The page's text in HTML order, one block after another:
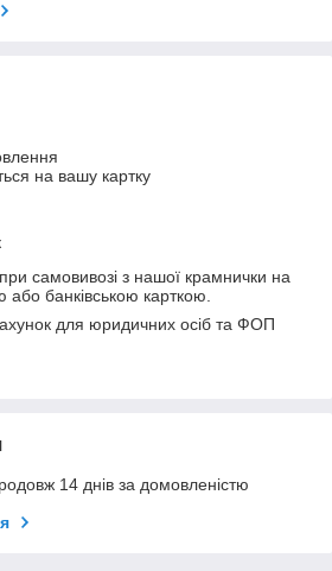
на вашу картку
самовивозі з нашої крамнички на
або банківською карткою.
для юридичних осіб та ФОП
14 днів за домовленістю